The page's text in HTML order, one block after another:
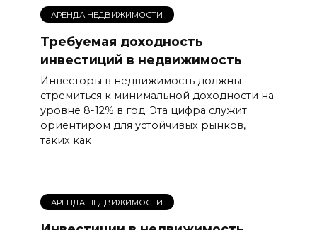
АРЕНДА НЕДВИЖИМОСТИ
Требуемая доходность
инвестиций в недвижимость
Инвесторы в недвижимость должны
стремиться к минимальной доходности на
уровне 8-12% в год. Эта цифра служит
ориентиром для устойчивых рынков,
таких как
АРЕНДА НЕДВИЖИМОСТИ